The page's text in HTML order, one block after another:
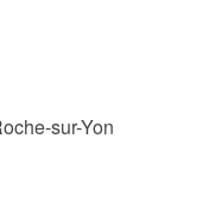
sur-Yon